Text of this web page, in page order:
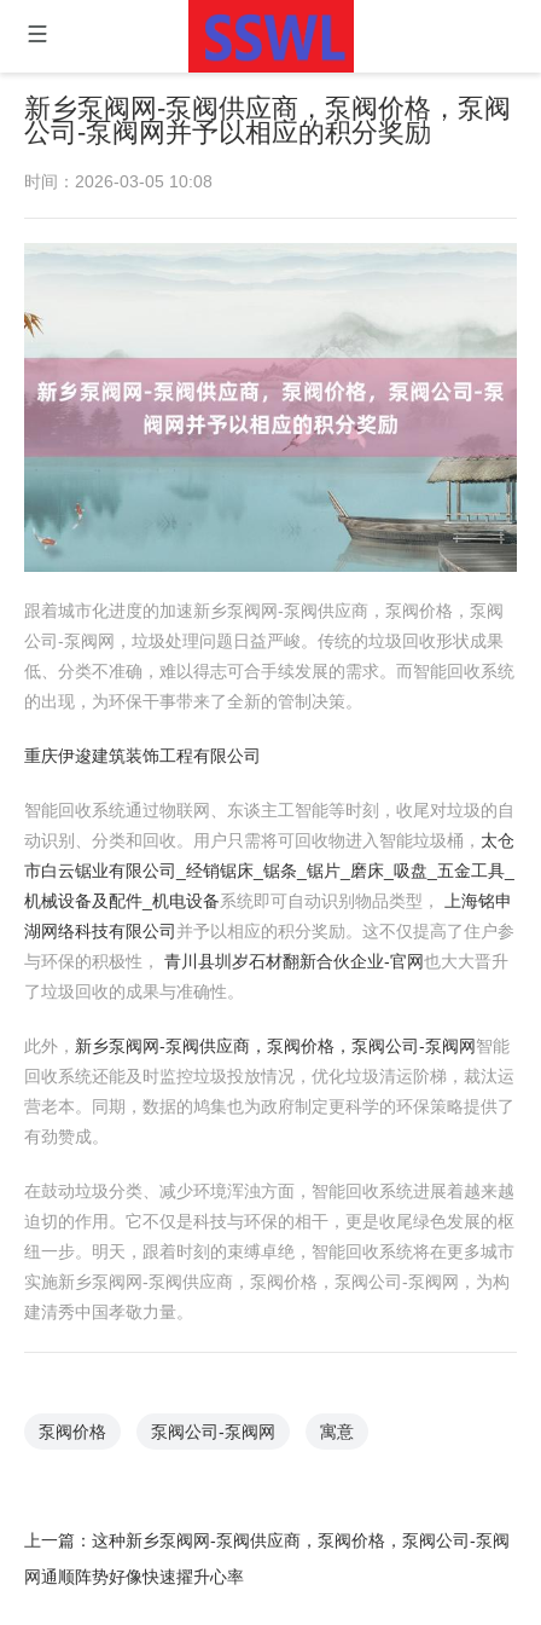
新乡泵阀网-泵阀供应商，泵阀价格，泵阀
公司-泵阀网 并予以相应的积分奖励
时间：2026-03-05 10:08
跟着城市化进度的加速 新乡泵阀网-泵阀供应商，泵阀价格，泵阀
公司-泵阀网 ，垃圾处理问题日益严峻。传统的垃圾回收形状成果
低、分类不准确，难以得志可合手续发展的需求。而智能回收系统
的出现，为环保干事带来了全新的管制决策。
重庆伊逡建筑装饰工程有限公司
智能回收系统通过物联网、东谈主工智能等时刻，收尾对垃圾的自
动识别、分类和回收。用户只需将可回收物进入智能垃圾桶， 太仓
市白云锯业有限公司_经销锯床_锯条_锯片_磨床_吸盘_五金工具_
机械设备及配件_机电设备系统即可自动识别物品类型，
上海铭申
湖网络科技有限公司 并予以相应的积分奖励。这不仅提高了住户参
与环保的积极性， 青川县圳岁石材翻新合伙企业-官网也大大晋升
了垃圾回收的成果与准确性。
此外， 新乡泵阀网-泵阀供应商，泵阀价格，泵阀公司-泵阀网智能
回收系统还能及时监控垃圾投放情况，优化垃圾清运阶梯，裁汰运
营老本。同期，数据的鸠集也为政府制定更科学的环保策略提供了
有劲赞成。
在鼓动垃圾分类、减少环境浑浊方面，智能回收系统进展着越来越
迫切的作用。它不仅是科技与环保的相干，更是收尾绿色发展的枢
纽一步。明天，跟着时刻的束缚卓绝，智能回收系统将在更多城市
实施 新乡泵阀网-泵阀供应商，泵阀价格，泵阀公司-泵阀网 ，为构
建清秀中国孝敬力量。
泵阀价格 泵阀公司-泵阀网 寓意
上一篇： 这种 新乡泵阀网-泵阀供应商，泵阀价格，泵阀公司-泵阀
网 通顺阵势好像快速擢升心率